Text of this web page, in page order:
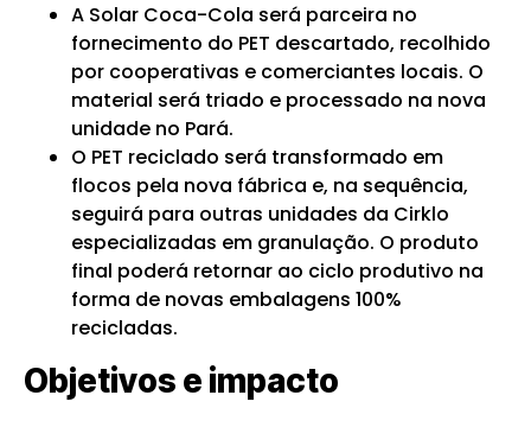
A Solar Coca-Cola será parceira no
fornecimento do PET descartado, recolhido
por cooperativas e comerciantes locais. O
material será triado e processado na nova
unidade no Pará.
O PET reciclado será transformado em
flocos pela nova fábrica e, na sequência,
seguirá para outras unidades da Cirklo
especializadas em granulação. O produto
final poderá retornar ao ciclo produtivo na
forma de novas embalagens 100%
recicladas.
Objetivos e impacto